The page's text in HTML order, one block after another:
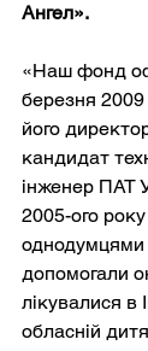
Ангел».
«Наш фонд
березня
його
кандидат
інженер ПАТ
2005-ого
допомогали
лікувалися в
обласній